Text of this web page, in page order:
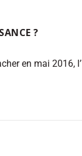
?
en mai 2016,